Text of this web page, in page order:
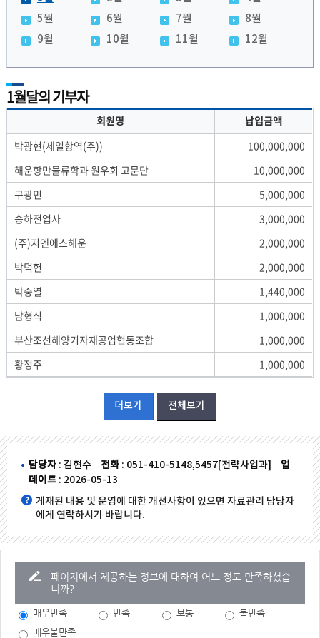
5월
6월 7월
8월
9월
10월 11월 12월
1월달의 기부자
회원명 납입금액
박광현(제일항역(주))
100,000,000
해운항만물류학과 원우회 고문단
10,000,000
구광민
5,000,000
송하전업사
3,000,000
(주)지엔에스해운
2,000,000
박덕헌
2,000,000
박중열
1,440,000
남형식
1,000,000
부산조선해양기자재공업협동조합
1,000,000
황정주
1,000,000
더보기 전체보기
담당자 : 김현수 전화 : 051-410-5148,5457[전략사업과]
업
데이트 : 2026-05-13
게재된 내용 및 운영에 대한 개선사항이 있으면 자료관리 담당자
에게 연락하시기 바랍니다.
페이지에서 제공하는 정보에 대하여 어느 정도 만족하셨습
니까?
매우만족 만족 보통
불만족
매우불만족